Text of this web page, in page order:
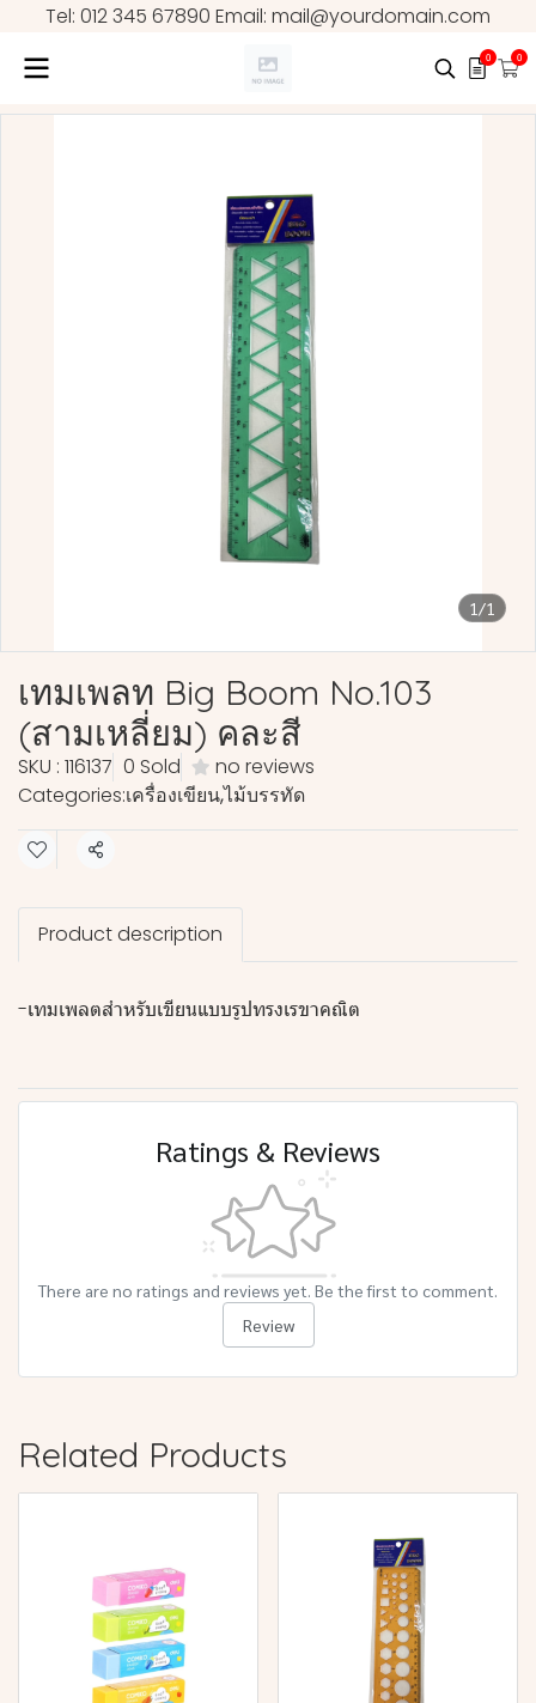
Tel: 012 345 67890 Email: mail@yourdomain.com
0 0
1/1
เทมเพลท Big Boom No.103
(สามเหลี่ยม) คละสี
SKU : 116137 0 Sold
no reviews
Categories:เครื่องเขียน,ไม้บรรทัด
Share
Product description
-เทมเพลตสำหรับเขียนแบบรูปทรงเรขาคณิต
Ratings & Reviews
There are no ratings and reviews yet. Be the first to comment.
Review
Related Products